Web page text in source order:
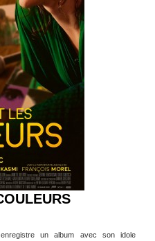
un album avec son idole